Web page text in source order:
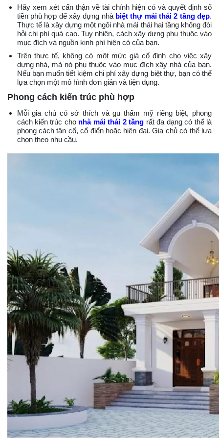
Hãy xem xét cẩn thận về tài chính hiện có và quyết định số
tiền phù hợp để xây dựng nhà biệt thự mái thái 2 tầng đẹp.
Thực tế là xây dựng một ngôi nhà mái thái hai tầng không đòi
hỏi chi phí quá cao. Tuy nhiên, cách xây dựng phụ thuộc vào
mục đích và nguồn kinh phí hiện có của bạn.
Trên thực tế, không có một mức giá cố định cho việc xây
dựng nhà, mà nó phụ thuộc vào mục đích xây nhà của bạn.
Nếu bạn muốn tiết kiệm chi phí xây dựng biệt thự, bạn có thể
lựa chọn một mô hình đơn giản và tiện dụng.
Phong cách kiến trúc phù hợp
Mỗi gia chủ có sở thích và gu thẩm mỹ riêng biệt, phong
cách kiến trúc cho nhà mái thái 2 tầng rất đa dạng có thể là
phong cách tân cổ, cổ điển hoặc hiện đại. Gia chủ có thể lựa
chọn theo nhu cầu.